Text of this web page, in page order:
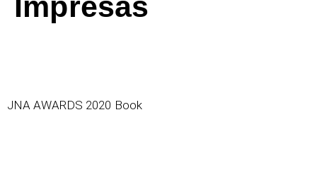
JNA AWARDS 2020 Book